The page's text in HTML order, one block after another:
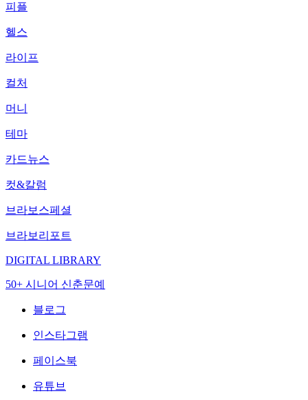
피플
헬스
라이프
컬처
머니
테마
카드뉴스
컷&칼럼
브라보스페셜
브라보리포트
DIGITAL LIBRARY
50+ 시니어 신춘문예
블로그
인스타그램
페이스북
유튜브